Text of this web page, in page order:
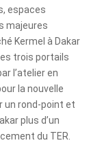
espaces
majeures
Kermel à Dakar
trois portails
l’atelier en
la nouvelle
un rond-point et
plus d’un
du TER.